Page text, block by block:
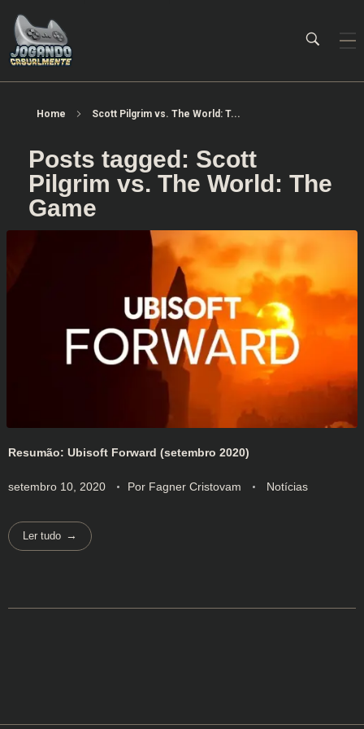
Home Scott Pilgrim vs. The World: T...
Posts tagged: Scott
Pilgrim vs. The World: The
Game
Resumão: Ubisoft Forward (setembro 2020)
setembro 10, 2020 Por Fagner Cristovam Notícias
Ler tudo